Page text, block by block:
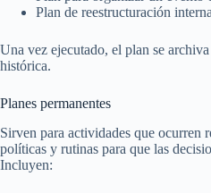
Plan de reestructuración
Una vez ejecutado, el plan se
histórica.
Planes permanentes
Sirven para actividades que ocurren
políticas y rutinas para que las
Incluyen: